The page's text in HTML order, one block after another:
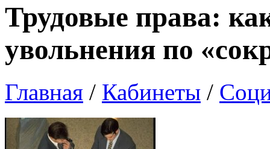
Трудовые права:
увольнения по
Главная / Кабинеты /